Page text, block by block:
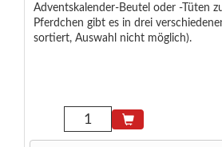
Adventskalender-Beutel oder -Tüten
Pferdchen gibt es in drei
sortiert, Auswahl nicht möglich).